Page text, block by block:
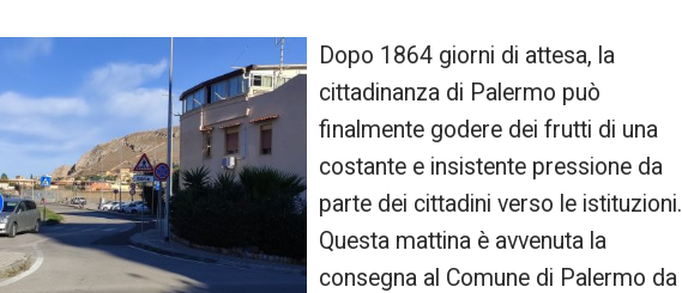
Dopo 1864 giorni di attesa, la
cittadinanza di Palermo può
finalmente godere dei frutti di una
costante e insistente pressione da
parte dei cittadini verso le istituzioni.
Questa mattina è avvenuta la
consegna al Comune di Palermo da